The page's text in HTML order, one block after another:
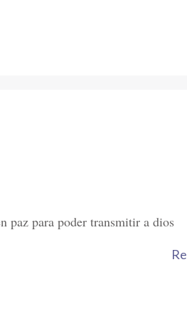
paz para poder transmitir a dios